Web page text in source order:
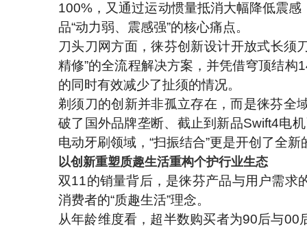
100%，又通过运动惯量抵消大幅降低震
品“动力弱、震感强”的核心痛点。
刀头刀网方面，徕芬创新设计开放式长须
精修”的全流程解决方案，并凭借穹顶结
的同时有效减少了扯须的情况。
剃须刀的创新并非孤立存在，而是徕芬全
破了国外品牌垄断、截止到新品Swift4电
电动牙刷领域，“扫振结合”更是开创了全
以创新重塑质趣生活重构个护行业生态
双11的销量背后，是徕芬产品与用户需求
消费者的“质趣生活”理念。
从年龄维度看，超半数购买者为90后与